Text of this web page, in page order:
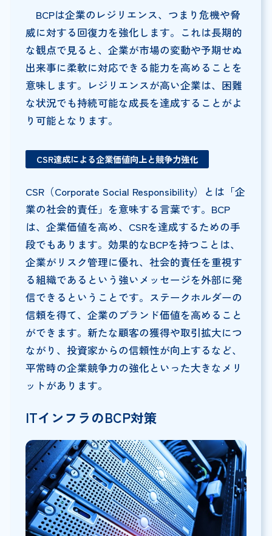
BCPは企業のレジリエンス、つまり危機や脅
威に対する回復力を強化します。これは長期的
な観点で見ると、企業が市場の変動や予期せぬ
出来事に柔軟に対応できる能力を高めることを
意味します。レジリエンスが高い企業は、困難
な状況でも持続可能な成長を達成することがよ
り可能となります。
CSR達成による企業価値向上と競争力強化
CSR（Corporate Social Responsibility）とは「企
業の社会的責任」を意味する言葉です。BCP
は、企業価値を高め、CSRを達成するための手
段でもあります。効果的なBCPを持つことは、
企業がリスク管理に優れ、社会的責任を重視す
る組織であるという強いメッセージを外部に発
信できるということです。ステークホルダーの
信頼を得て、企業のブランド価値を高めること
ができます。新たな顧客の獲得や取引拡大につ
ながり、投資家からの信頼性が向上するなど、
平常時の企業競争力の強化といった大きなメリ
ットがあります。
ITインフラのBCP対策